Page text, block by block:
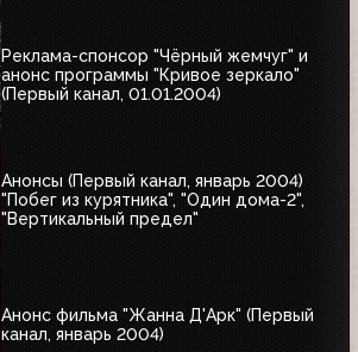
Реклама-спонсор "Чёрный жемчуг" и
анонс программы "Кривое зеркало"
(Первый канал, 01.01.2004)
Анонсы (Первый канал, январь 2004)
"Побег из курятника", "Один дома-2",
"Вертикальный предел"
Анонс фильма "Жанна Д'Арк" (Первый
канал, январь 2004)